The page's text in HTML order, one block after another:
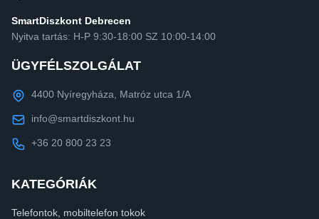
SmartDiszkont Debrecen
Nyitva tartás: H-P 9:30-18:00 SZ 10:00-14:00
ÜGYFÉLSZOLGÁLAT
4400 Nyíregyháza, Matróz utca 1/A
info@smartdiszkont.hu
+36 20 800 23 23
KATEGÓRIÁK
Telefontok, mobiltelefon tokok